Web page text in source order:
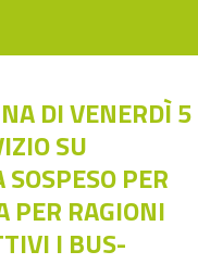
DI VENERDÌ 5
SU
PER
PER RAGIONI
I BUS-